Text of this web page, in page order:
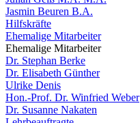
Jasmin Beuren B.A.
Hilfskräfte
Ehemalige Mitarbeiter
Ehemalige Mitarbeiter
Dr. Stephan Berke
Dr. Elisabeth Günther
Ulrike Denis
Hon.-Prof. Dr. Winfried Weber
Dr. Susanne Nakaten